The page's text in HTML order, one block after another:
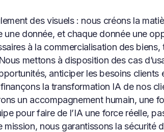
des visuels : nous créons la
donnée, et chaque donnée une
à la commercialisation des
mettons à disposition des cas
anticiper les besoins clients
la transformation IA de nos
un accompagnement humain, une
pour faire de l’IA une force réelle,
nous garantissons la sécurité